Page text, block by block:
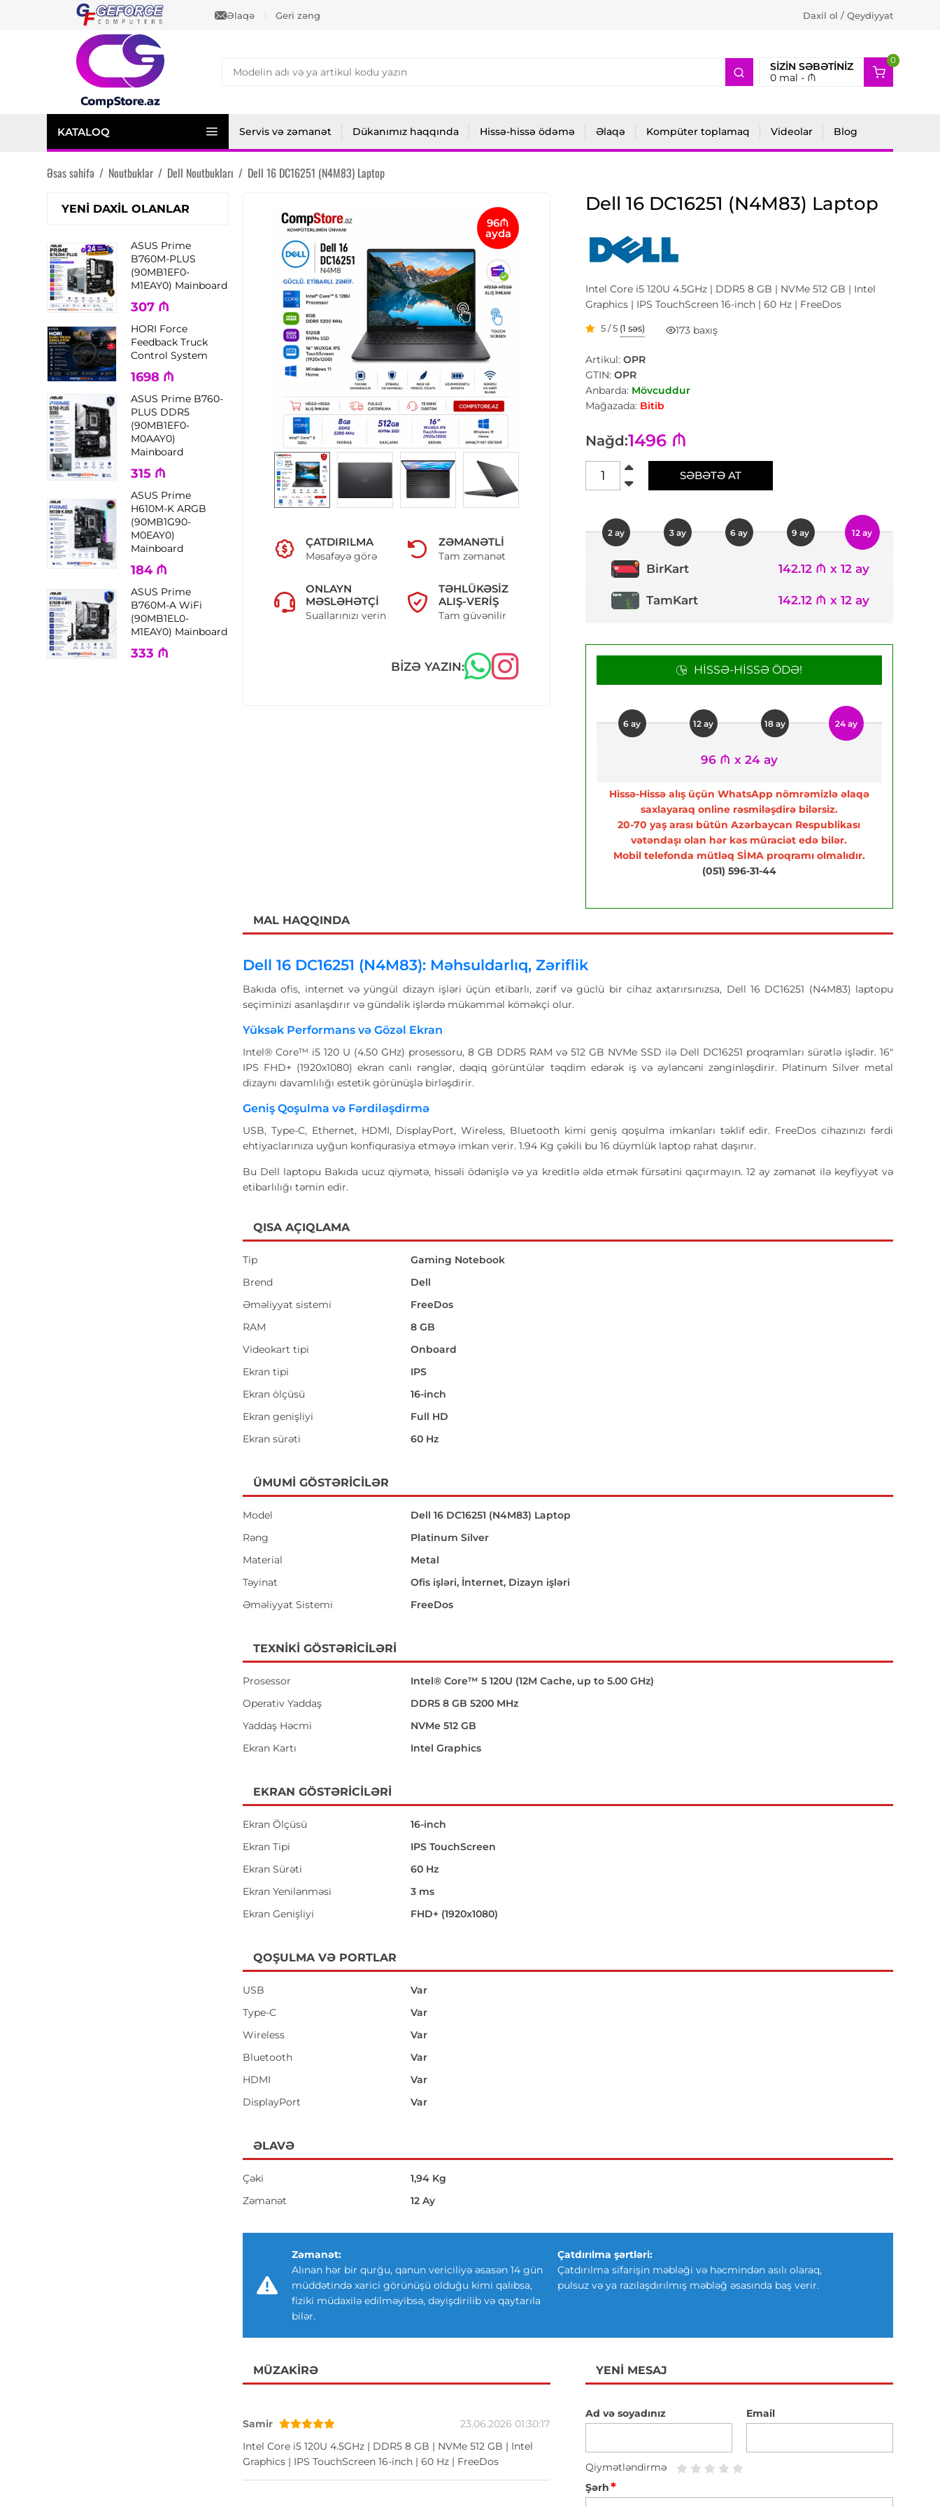
Əlaqə Geri zəng Daxil ol / Qeydiyyat
SIZIN SƏBƏTINIZ
0mal - ₼
0
2
KATALOQ Servis və zəmanət Dükanımız haqqında Hissə-hissə ödəmə Əlaqə Kompüter toplamaq Videolar Blog
Əsas səhifə / Noutbuklar / Dell Noutbukları / Dell 16 DC16251 (N4M83) Laptop
YENI DAXIL OLANLAR
ASUS Prime
B760M-PLUS
(90MB1EF0-
M1EAY0) Mainboard
307 ₼
HORI Force
Feedback Truck
Control System
1698 ₼
ASUS Prime B760-
PLUS DDR5
(90MB1EF0-
M0AAY0)
Mainboard
315 ₼
ASUS Prime
H610M-K ARGB
(90MB1G90-
M0EAY0)
Mainboard
184 ₼
ASUS Prime
B760M-A WiFi
(90MB1EL0-
M1EAY0) Mainboard
333 ₼
96₼
ayda
ÇATDIRILMA
Məsafəyə görə
ZƏMANƏTLI
Tam zəmanət
ONLAYN
MƏSLƏHƏTÇI
Suallarınızı verin
TƏHLÜKƏSIZ
ALIŞ-VERIŞ
Tam güvənilir
BIZƏ YAZIN:
Dell 16 DC16251 (N4M83) Laptop
Intel Core i5 120U 4.5GHz | DDR5 8 GB | NVMe 512 GB | Intel
Graphics | IPS TouchScreen 16-inch | 60 Hz | FreeDos
5 / 5 (1 səs) 173 baxış
Artikul: OPR
GTIN: OPR
Anbarda: Mövcuddur
Mağazada: Bitib
Nağd:1496 ₼
SƏBƏTƏ AT
2 ay 3 ay 6 ay 9 ay 12 ay
BirKart 142.12 ₼ x 12 ay
TamKart 142.12 ₼ x 12 ay
HISSƏ-HISSƏ ÖDƏ!
6 ay 12 ay 18 ay 24 ay
96 ₼ x 24 ay
Hissə-Hissə alış üçün WhatsApp nömrəmizlə əlaqə
saxlayaraq online rəsmiləşdirə bilərsiz.
20-70 yaş arası bütün Azərbaycan Respublikası
vətəndaşı olan hər kəs müraciət edə bilər.
Mobil telefonda mütləq SİMA proqramı olmalıdır.
(051) 596-31-44
MAL HAQQINDA
Dell 16 DC16251 (N4M83): Məhsuldarlıq, Zəriflik
Bakıda ofis, internet və yüngül dizayn işləri üçün etibarlı, zərif və güclü bir cihaz axtarırsınızsa, Dell 16 DC16251 (N4M83) laptopu
seçiminizi asanlaşdırır və gündəlik işlərdə mükəmməl köməkçi olur.
Yüksək Performans və Gözəl Ekran
Intel® Core™ i5 120 U (4.50 GHz) prosessoru, 8 GB DDR5 RAM və 512 GB NVMe SSD ilə Dell DC16251 proqramları sürətlə işlədir. 16"
IPS FHD+ (1920x1080) ekran canlı rənglər, dəqiq görüntülər təqdim edərək iş və əyləncəni zənginləşdirir. Platinum Silver metal
dizaynı davamlılığı estetik görünüşlə birləşdirir.
Geniş Qoşulma və Fərdiləşdirmə
USB, Type-C, Ethernet, HDMI, DisplayPort, Wireless, Bluetooth kimi geniş qoşulma imkanları təklif edir. FreeDos cihazınızı fərdi
ehtiyaclarınıza uyğun konfiqurasiya etməyə imkan verir. 1.94 Kg çəkili bu 16 düymlük laptop rahat daşınır.
Bu Dell laptopu Bakıda ucuz qiymətə, hissəli ödənişlə və ya kreditlə əldə etmək fürsətini qaçırmayın. 12 ay zəmanət ilə keyfiyyət və
etibarlılığı təmin edir.
QISA AÇIQLAMA
Tip
Gaming Notebook
Brend
Dell
Əməliyyat sistemi
FreeDos
RAM
8 GB
Videokart tipi
Onboard
Ekran tipi
IPS
Ekran ölçüsü
16-inch
Ekran genişliyi
Full HD
Ekran sürəti
60 Hz
ÜMUMI GÖSTƏRICILƏR
Model
Dell 16 DC16251 (N4M83) Laptop
Rəng
Platinum Silver
Material
Metal
Təyinat
Ofis işləri, İnternet, Dizayn işləri
Əməliyyat Sistemi
FreeDos
TEXNIKI GÖSTƏRICILƏRI
Prosessor
Intel® Core™ 5 120U (12M Cache, up to 5.00 GHz)
Operativ Yaddaş
DDR5 8 GB 5200 MHz
Yaddaş Həcmi
NVMe 512 GB
Ekran Kartı
Intel Graphics
EKRAN GÖSTƏRICILƏRI
Ekran Ölçüsü
16-inch
Ekran Tipi
IPS TouchScreen
Ekran Sürəti
60 Hz
Ekran Yenilənməsi
3 ms
Ekran Genişliyi
FHD+ (1920x1080)
QOŞULMA VƏ PORTLAR
USB
Var
Type-C
Var
Wireless
Var
Bluetooth
Var
HDMI
Var
DisplayPort
Var
ƏLAVƏ
Çəki
1,94 Kg
Zəmanət
12 Ay
Zəmanət:
Alınan hər bir qurğu, qanun vericiliyə əsasən 14 gün
müddətində xarici görünüşü olduğu kimi qalıbsa,
fiziki müdaxilə edilməyibsə, dəyişdirilib və qaytarıla
bilər.
Çatdırılma şərtləri:
Çatdırılma sifarişin məbləği və həcmindən asılı olaraq,
pulsuz və ya razılaşdırılmış məbləğ əsasında baş verir.
MÜZAKIRƏ
Samir
23.06.2026 01:30:17
Intel Core i5 120U 4.5GHz | DDR5 8 GB | NVMe 512 GB | Intel
Graphics | IPS TouchScreen 16-inch | 60 Hz | FreeDos
YENI MESAJ
Ad və soyadınız Email
Qiymətləndirmə
Şərh*